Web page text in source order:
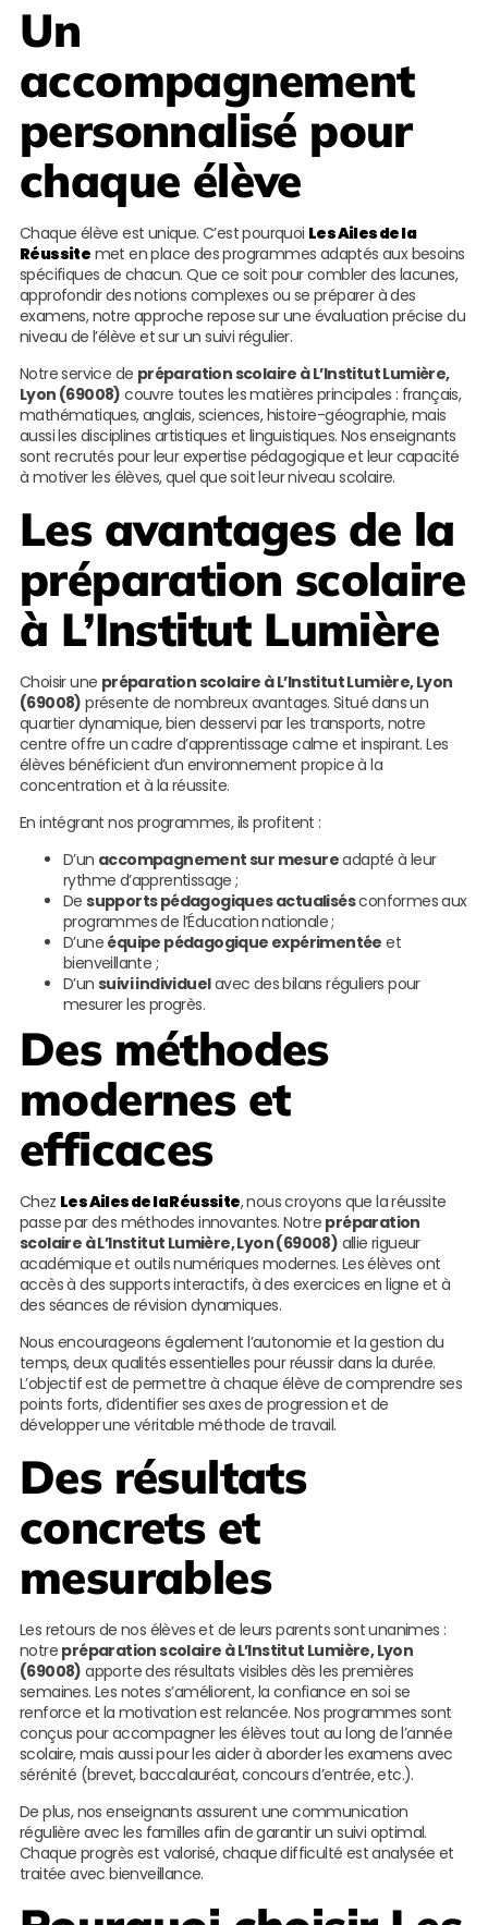
Un
accompagnement
personnalisé pour
chaque élève
Chaque élève est unique. C’est pourquoi Les Ailes de la
Réussite met en place des programmes adaptés aux besoins
spécifiques de chacun. Que ce soit pour combler des lacunes,
approfondir des notions complexes ou se préparer à des
examens, notre approche repose sur une évaluation précise du
niveau de l’élève et sur un suivi régulier.
Notre service de préparation scolaire à L’Institut Lumière,
Lyon (69008) couvre toutes les matières principales : français,
mathématiques, anglais, sciences, histoire-géographie, mais
aussi les disciplines artistiques et linguistiques. Nos enseignants
sont recrutés pour leur expertise pédagogique et leur capacité
à motiver les élèves, quel que soit leur niveau scolaire.
Les avantages de la
préparation scolaire
à L’Institut Lumière
Choisir une préparation scolaire à L’Institut Lumière, Lyon
(69008) présente de nombreux avantages. Situé dans un
quartier dynamique, bien desservi par les transports, notre
centre offre un cadre d’apprentissage calme et inspirant. Les
élèves bénéficient d’un environnement propice à la
concentration et à la réussite.
En intégrant nos programmes, ils profitent :
D’un accompagnement sur mesureadapté à leur
rythme d’apprentissage ;
Desupports pédagogiques actualisésconformes aux
programmes de l’Éducation nationale ;
D’une équipe pédagogique expérimentée et
bienveillante ;
D’un suivi individuelavec des bilans réguliers pour
mesurer les progrès.
Des méthodes
modernes et
efficaces
Chez Les Ailes de la Réussite, nous croyons que la réussite
passe par des méthodes innovantes. Notre préparation
scolaire à L’Institut Lumière, Lyon (69008) allie rigueur
académique et outils numériques modernes. Les élèves ont
accès à des supports interactifs, à des exercices en ligne et à
des séances de révision dynamiques.
Nous encourageons également l’autonomie et la gestion du
temps, deux qualités essentielles pour réussir dans la durée.
L’objectif est de permettre à chaque élève de comprendre ses
points forts, d’identifier ses axes de progression et de
développer une véritable méthode de travail.
Des résultats
concrets et
mesurables
Les retours de nos élèves et de leurs parents sont unanimes :
notre préparation scolaire à L’Institut Lumière, Lyon
(69008) apporte des résultats visibles dès les premières
semaines. Les notes s’améliorent, la confiance en soi se
renforce et la motivation est relancée. Nos programmes sont
conçus pour accompagner les élèves tout au long de l’année
scolaire, mais aussi pour les aider à aborder les examens avec
sérénité (brevet, baccalauréat, concours d’entrée, etc.).
De plus, nos enseignants assurent une communication
régulière avec les familles afin de garantir un suivi optimal.
Chaque progrès est valorisé, chaque difficulté est analysée et
traitée avec bienveillance.